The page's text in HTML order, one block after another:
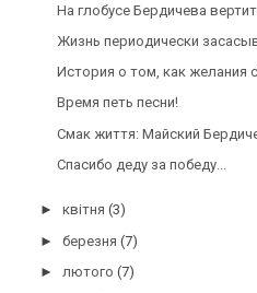
На глобусе Бердичева
Жизнь периодически
История о том, как желания
Время петь песни!
Смак життя: Майский
Спасибо деду за победу...
► квітня (3)
► березня (7)
► лютого (7)